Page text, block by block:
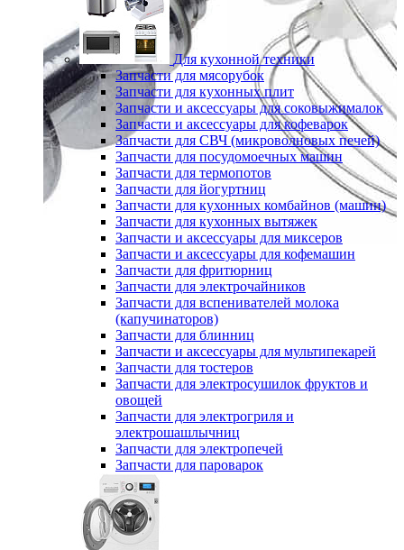
Для кухонной техники
Запчасти для мясорубок
Запчасти для кухонных плит
Запчасти и аксессуары для соковыжималок
Запчасти и аксессуары для кофеварок
Запчасти для СВЧ (микроволновых печей)
Запчасти для посудомоечных машин
Запчасти для термопотов
Запчасти для йогуртниц
Запчасти для кухонных комбайнов (машин)
Запчасти для кухонных вытяжек
Запчасти и аксессуары для миксеров
Запчасти и аксессуары для кофемашин
Запчасти для фритюрниц
Запчасти для электрочайников
Запчасти для вспенивателей молока
(капучинаторов)
Запчасти для блинниц
Запчасти и аксессуары для мультипекарей
Запчасти для тостеров
Запчасти для электросушилок фруктов и
овощей
Запчасти для электрогриля и
электрошашлычниц
Запчасти для электропечей
Запчасти для пароварок